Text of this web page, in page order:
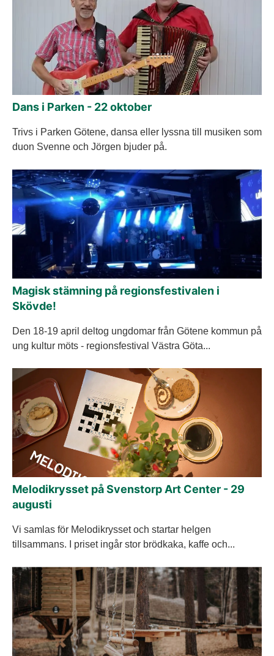
Dans i Parken - 22 oktober
Trivs i Parken Götene, dansa eller lyssna till musiken som
duon Svenne och Jörgen bjuder på.
Magisk stämning på regionsfestivalen i
Skövde!
Den 18-19 april deltog ungdomar från Götene kommun på
ung kultur möts - regionsfestival Västra Göta...
Melodikrysset på Svenstorp Art Center - 29
augusti
Vi samlas för Melodikrysset och startar helgen
tillsammans. I priset ingår stor brödkaka, kaffe och...